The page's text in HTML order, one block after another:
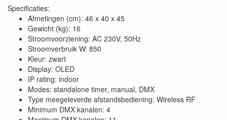
Specificaties:
Afmetingen (cm): 46 x 40 x 45
Gewicht (kg): 16
Stroomvoorziening: AC 230V, 50Hz
Stroomverbruik W: 850
Kleur: zwart
Display: OLED
IP rating: indoor
Modes: standalone timer, manual, DMX
Type meegeleverde afstandsbediening: Wireless RF
Minimum DMX kanalen: 4